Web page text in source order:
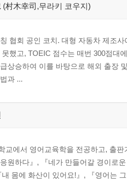
(村木幸司,무라키 코우지)
협회 공인 코치. 대형 자동차 제조
못했고, TOEIC 점수는 매번 300점대
상승하여 이를 바탕으로 해외 출장
과 ...
교에서 영어교육학을 전공하고, 출
원하다』, 『네가 만들어갈 경이로
내 몸에 화산이 있어요!』, 『영어는